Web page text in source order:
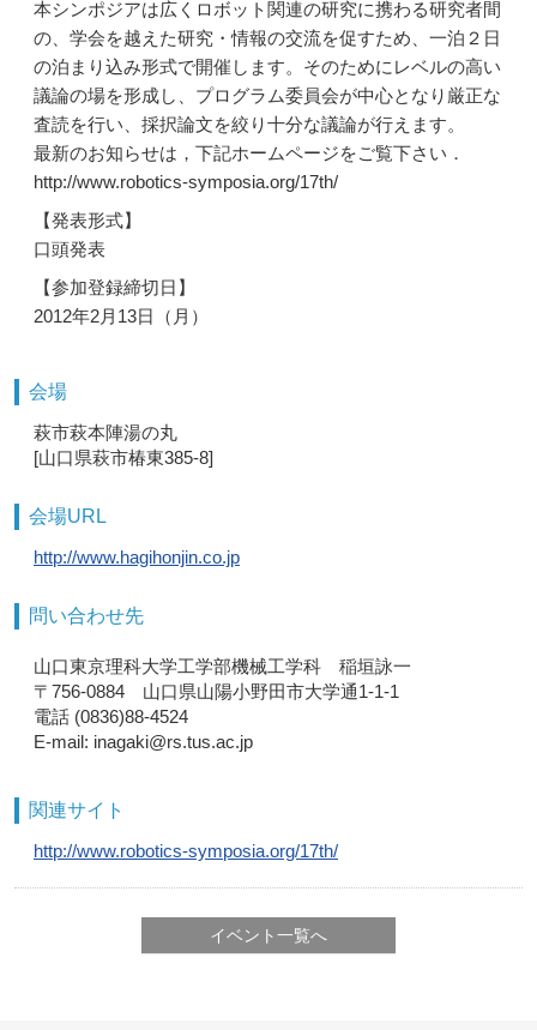
本シンポジアは広くロボット関連の研究に携わる研究者間
の、学会を越えた研究・情報の交流を促すため、一泊２日
の泊まり込み形式で開催します。そのためにレベルの高い
議論の場を形成し、プログラム委員会が中心となり厳正な
査読を行い、採択論文を絞り十分な議論が行えます。
最新のお知らせは，下記ホームページをご覧下さい．
http://www.robotics-symposia.org/17th/
【発表形式】
口頭発表
【参加登録締切日】
2012年2月13日（月）
会場
萩市萩本陣湯の丸
[山口県萩市椿東385-8]
会場URL
http://www.hagihonjin.co.jp
問い合わせ先
山口東京理科大学工学部機械工学科 稲垣詠一
〒756-0884 山口県山陽小野田市大学通1-1-1
電話 (0836)88-4524
E-mail: inagaki@rs.tus.ac.jp
関連サイト
http://www.robotics-symposia.org/17th/
イベント一覧へ